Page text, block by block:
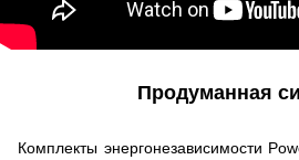
Продуманная
Комплекты энергонезависимости